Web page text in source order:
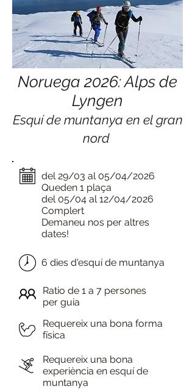
Noruega 2026: Alps de
Lyngen
Esquí de muntanya en el gran
nord
del 29/03 al 05/04/2026
Queden 1 plaça
del 05/04 al 12/04/2026
Complert
Demaneu nos per altres
dates!
6 dies d'esquí de muntanya
Ratio de 1 a 7 persones
per guia
Requereix una bona forma
física
Requereix una bona
experiència en esquí de
muntanya